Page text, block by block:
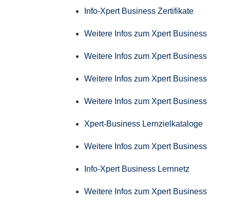
Info-Xpert Business Zertifikate
Weitere Infos zum Xpert Business
Weitere Infos zum Xpert Business
Weitere Infos zum Xpert Business
Weitere Infos zum Xpert Business
Xpert-Business Lernzielkataloge
Weitere Infos zum Xpert Business
Info-Xpert Business Lernnetz
Weitere Infos zum Xpert Business